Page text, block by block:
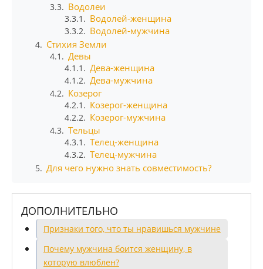
3.3. Водолеи
3.3.1. Водолей-женщина
3.3.2. Водолей-мужчина
4. Стихия Земли
4.1. Девы
4.1.1. Дева-женщина
4.1.2. Дева-мужчина
4.2. Козерог
4.2.1. Козерог-женщина
4.2.2. Козерог-мужчина
4.3. Тельцы
4.3.1. Телец-женщина
4.3.2. Телец-мужчина
5. Для чего нужно знать совместимость?
ДОПОЛНИТЕЛЬНО
Признаки того, что ты нравишься мужчине
Почему мужчина боится женщину, в
которую влюблен?